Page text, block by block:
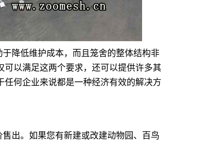
降低维护成本，而且笼舍的整体结构非
以满足这两个要求，还可以提供许多其
何企业来说都是一种经济有效的解决方
出。如果您有新建或改建动物园、百鸟